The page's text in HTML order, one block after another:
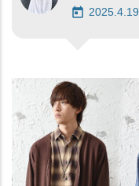
2025.4.19